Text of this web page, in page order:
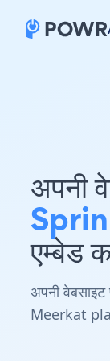
अपनी
एम्बेड
अपनी वेबसाइट
Meerkat